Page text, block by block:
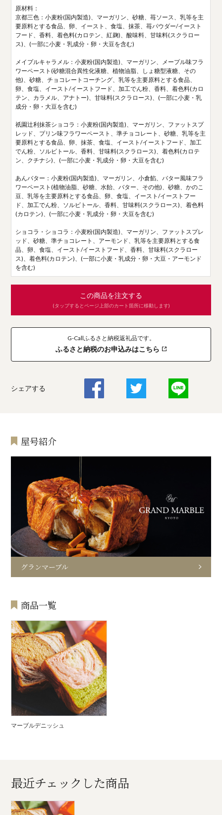
原材料：
京都三色：小麦粉(国内製造)、マーガリン、砂糖、苺ソース、乳等を主
要原料とする食品、卵、イースト、食塩、抹茶、苺パウダー/イースト
フード、香料、着色料(カロテン、紅麹)、酸味料、甘味料(スクラロー
ス)、(一部に小麦・乳成分・卵・大豆を含む)
メイプルキャラメル：小麦粉(国内製造)、マーガリン、メープル味フラ
ワーペースト(砂糖混合異性化液糖、植物油脂、しょ糖型液糖、その
他)、砂糖、チョコレートコーチング、乳等を主要原料とする食品、
卵、食塩、イースト/イーストフード、加工でん粉、香料、着色料(カロ
テン、カラメル、アナトー)、甘味料(スクラロース)、(一部に小麦・乳
成分・卵・大豆を含む)
祇園辻利抹茶ショコラ：小麦粉(国内製造)、マーガリン、ファットスプ
レッド、プリン味フラワーペースト、準チョコレート、砂糖、乳等を主
要原料とする食品、卵、抹茶、食塩、イースト/イーストフード、加工
でん粉、ソルビトール、香料、甘味料(スクラロース)、着色料(カロテ
ン、クチナシ)、(一部に小麦・乳成分・卵・大豆を含む)
あんバター：小麦粉(国内製造)、マーガリン、小倉餡、バター風味フラ
ワーペースト(植物油脂、砂糖、水飴、バター、その他)、砂糖、かのこ
豆、乳等を主要原料とする食品、卵、食塩、イースト/イーストフー
ド、加工でん粉、ソルビトール、香料、甘味料(スクラロース)、着色料
(カロテン)、(一部に小麦・乳成分・卵・大豆を含む)
ショコラ・ショコラ：小麦粉(国内製造)、マーガリン、ファットスプレ
ッド、砂糖、準チョコレート、アーモンド、乳等を主要原料とする食
品、卵、食塩、イースト/イーストフード、香料、甘味料(スクラロー
ス)、着色料(カロテン)、(一部に小麦・乳成分・卵・大豆・アーモンド
を含む)
この商品を注文する
(タップするとページ上部のカート箇所に移動します)
G-Callふるさと納税返礼品です。
ふるさと納税のお申込みはこちら
シェアする
屋号紹介
グランマーブル
商品一覧
マーブルデニッシュ
最近チェックした商品